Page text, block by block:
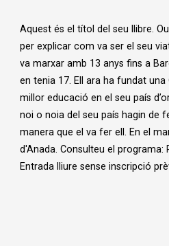
Aquest és el títol del seu llibre.
per explicar com va ser el seu
va marxar amb 13 anys fins a
en tenia 17. Ell ara ha fundat
millor educació en el seu país
noi o noia del seu país hagin de
manera que el va fer ell. En el
d'Anada. Consulteu el programa:
Entrada lliure sense inscripció